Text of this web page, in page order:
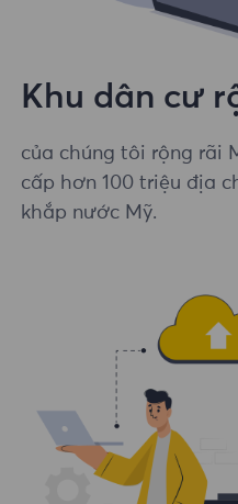
Khu dân cư
của chúng tôi rộng rãi
cấp hơn 100 triệu địa
khắp nước Mỹ.